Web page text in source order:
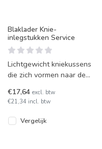
Blaklader Knie-
inlegstukken Service
Lichtgewicht kniekussens
die zich vormen naar de
kniebescherming.
€17,64 excl. btw
€21,34 incl. btw
Vergelijk